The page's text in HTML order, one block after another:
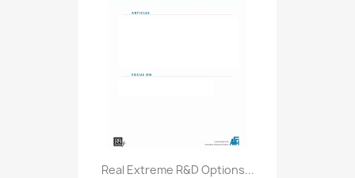
Real Extreme R&D Options...